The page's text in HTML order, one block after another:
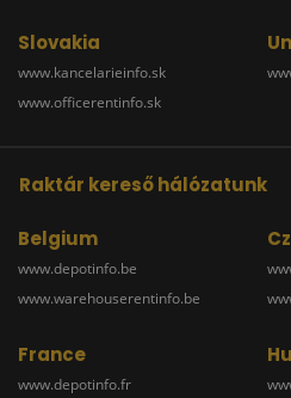
Slovakia
www.kancelarieinfo.sk
www.officerentinfo.sk
Raktár kereső hálózatunk
Belgium
www.depotinfo.be
www.warehouserentinfo.be
France
www.depotinfo.fr